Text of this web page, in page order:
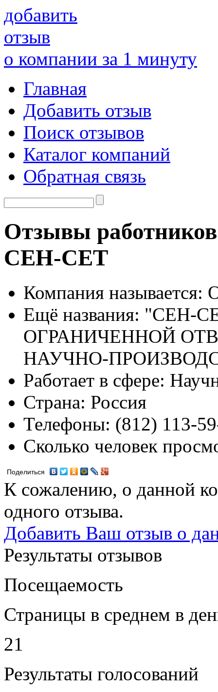
добавить
отзыв
о компании за 1 минуту
Главная
Добавить отзыв
Поиск отзывов
Каталог компаний
Обратная связь
Отзывы
СЕН-СЕТ
Компания называется:
Ещё названия: "СЕН-
ОГРАНИЧЕННОЙ
НАУЧНО-
Работает в сфере:
Страна: Россия
Телефоны: (812) 113-
Сколько человек
Поделиться
К сожалению, о данной
одного отзыва.
Добавить Ваш отзыв о
Результаты отзывов
Посещаемость
Страницы в среднем в
21
Результаты голосований